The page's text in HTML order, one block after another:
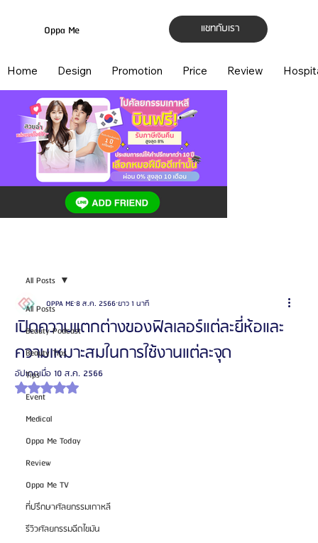
แชทกับเรา
Oppa Me
Home Design Promotion Price Review
All Posts
Beauty Podcast
Beauty Tips
Tips
Event
Medical
Oppa Me Today
Review
Oppa Me TV
ที่ปรึกษาศัลยกรรมเกาหลี
รีวิวศัลยกรรมฉีดไขมัน
All Posts
เปิดความแตกต่างของฟิลเลอร์แต่ละยี่ห้อและ
ความเหมาะสมในการใช้งานแต่ละจุด
OPPA ME8 ส.ค. 2566ยาว 1 นาที
อัปเดตเมื่อ 10 ส.ค. 2566
ได้รับ NaN เต็ม 5 ดาว